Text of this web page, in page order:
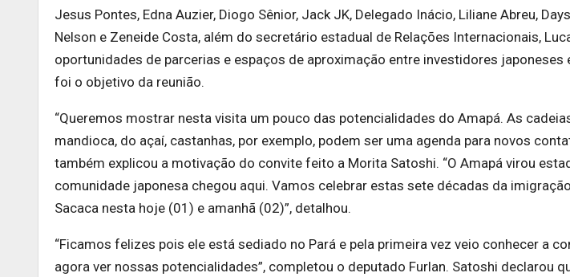
Jesus Pontes, Edna Auzier, Diogo Sênior, Jack JK, Delegado Inácio, Liliane Abreu,
Nelson e Zeneide Costa, além do secretário estadual de Relações Internacionais,
oportunidades de parcerias e espaços de aproximação entre investidores
foi o objetivo da reunião.
“Queremos mostrar nesta visita um pouco das potencialidades do Amapá. As
mandioca, do açaí, castanhas, por exemplo, podem ser uma agenda para novos
também explicou a motivação do convite feito a Morita Satoshi. “O Amapá virou
comunidade japonesa chegou aqui. Vamos celebrar estas sete décadas da
Sacaca nesta hoje (01) e amanhã (02)”, detalhou.
“Ficamos felizes pois ele está sediado no Pará e pela primeira vez veio conhecer a
agora ver nossas potencialidades”, completou o deputado Furlan. Satoshi declarou